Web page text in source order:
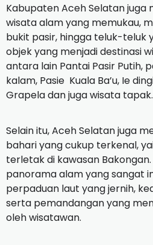
Kabupaten Aceh Selatan juga
wisata alam yang memukau,
bukit pasir, hingga teluk-teluk
objek yang menjadi destinasi
antara lain Pantai Pasir Putih,
kalam, Pasie Kuala Ba’u, Ie
Grapela dan juga wisata tapak.
Selain itu, Aceh Selatan juga
bahari yang cukup terkenal,
terletak di kawasan
panorama alam yang sangat
perpaduan laut yang jernih,
serta pemandangan yang
oleh wisatawan.